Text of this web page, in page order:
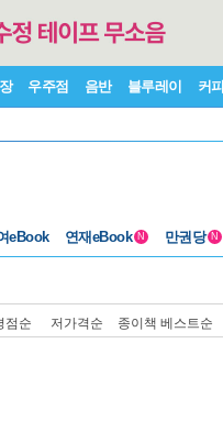
우주점 음반 블루레이 커피
eBook 연재eBook N 만권당 N
점순 저가격순 종이책 베스트순